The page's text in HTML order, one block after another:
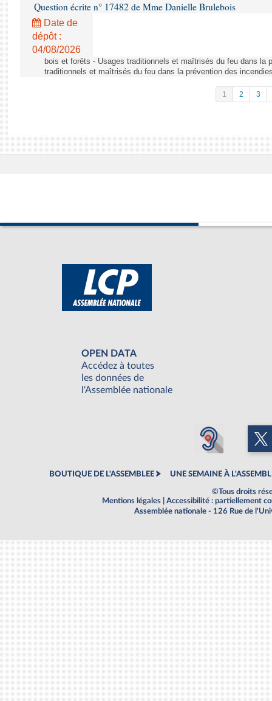
Question écrite n° 17482 de Mme Danielle Brulebois
Date de
dépôt :
04/08/2026
bois et forêts - Usages traditionnels et maîtrisés du feu dans la
traditionnels et maîtrisés du feu dans la prévention des
1 2 3
OPEN DATA
Accédez à toutes
les données de
l'Assemblée nationale
BOUTIQUE DE L'ASSEMBLEE UNE SEMAINE À
©Tous droits
Mentions légales
Accessibilité : partiellement
Assemblée nationale - 126 Rue de